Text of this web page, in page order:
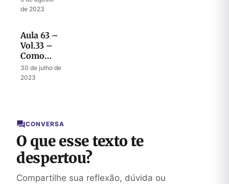
Rei
de 2023
Aula 63 –
Vol.33 –
Como
será o
governo
30 de julho de
2023
CONVERSA
O que esse texto te
despertou?
Compartilhe sua reflexão, dúvida ou